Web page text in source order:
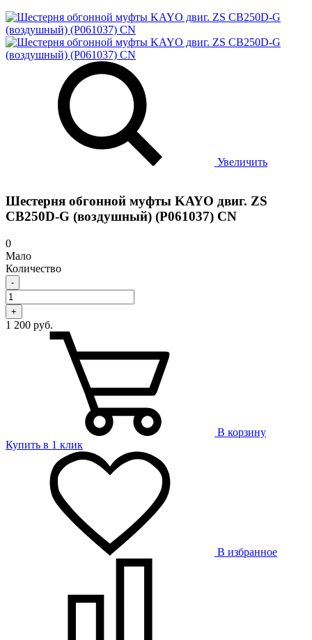
Увеличить
Шестерня обгонной муфты KAYO двиг. ZS
CB250D-G (воздушный) (P061037) CN
0
Мало
Количество
-
+
1 200 руб.
В корзину
Купить в 1 клик
В избранное